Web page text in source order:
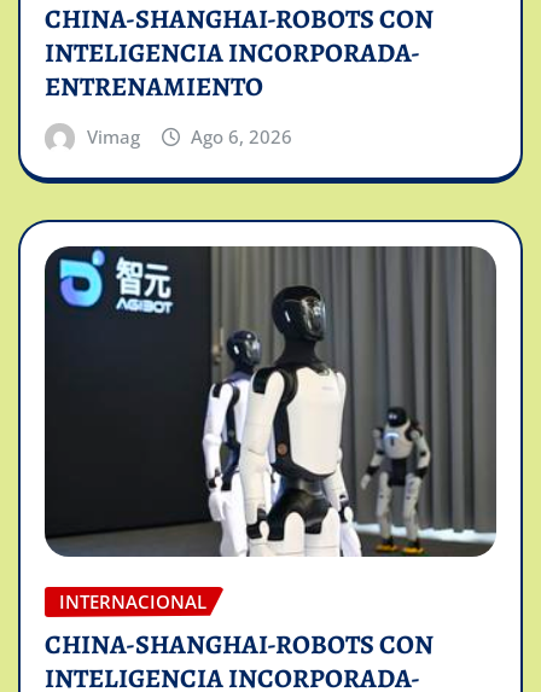
CHINA-SHANGHAI-ROBOTS CON
INTELIGENCIA INCORPORADA-
ENTRENAMIENTO
Vimag Ago 6, 2026
INTERNACIONAL
CHINA-SHANGHAI-ROBOTS CON
INTELIGENCIA INCORPORADA-